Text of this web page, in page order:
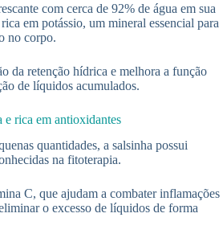
com cerca de 92% de água em sua
em potássio, um mineral essencial para
no corpo.
da retenção hídrica e melhora a função
de líquidos acumulados.
rica em antioxidantes
quantidades, a salsinha possui
na fitoterapia.
C, que ajudam a combater inflamações
o excesso de líquidos de forma